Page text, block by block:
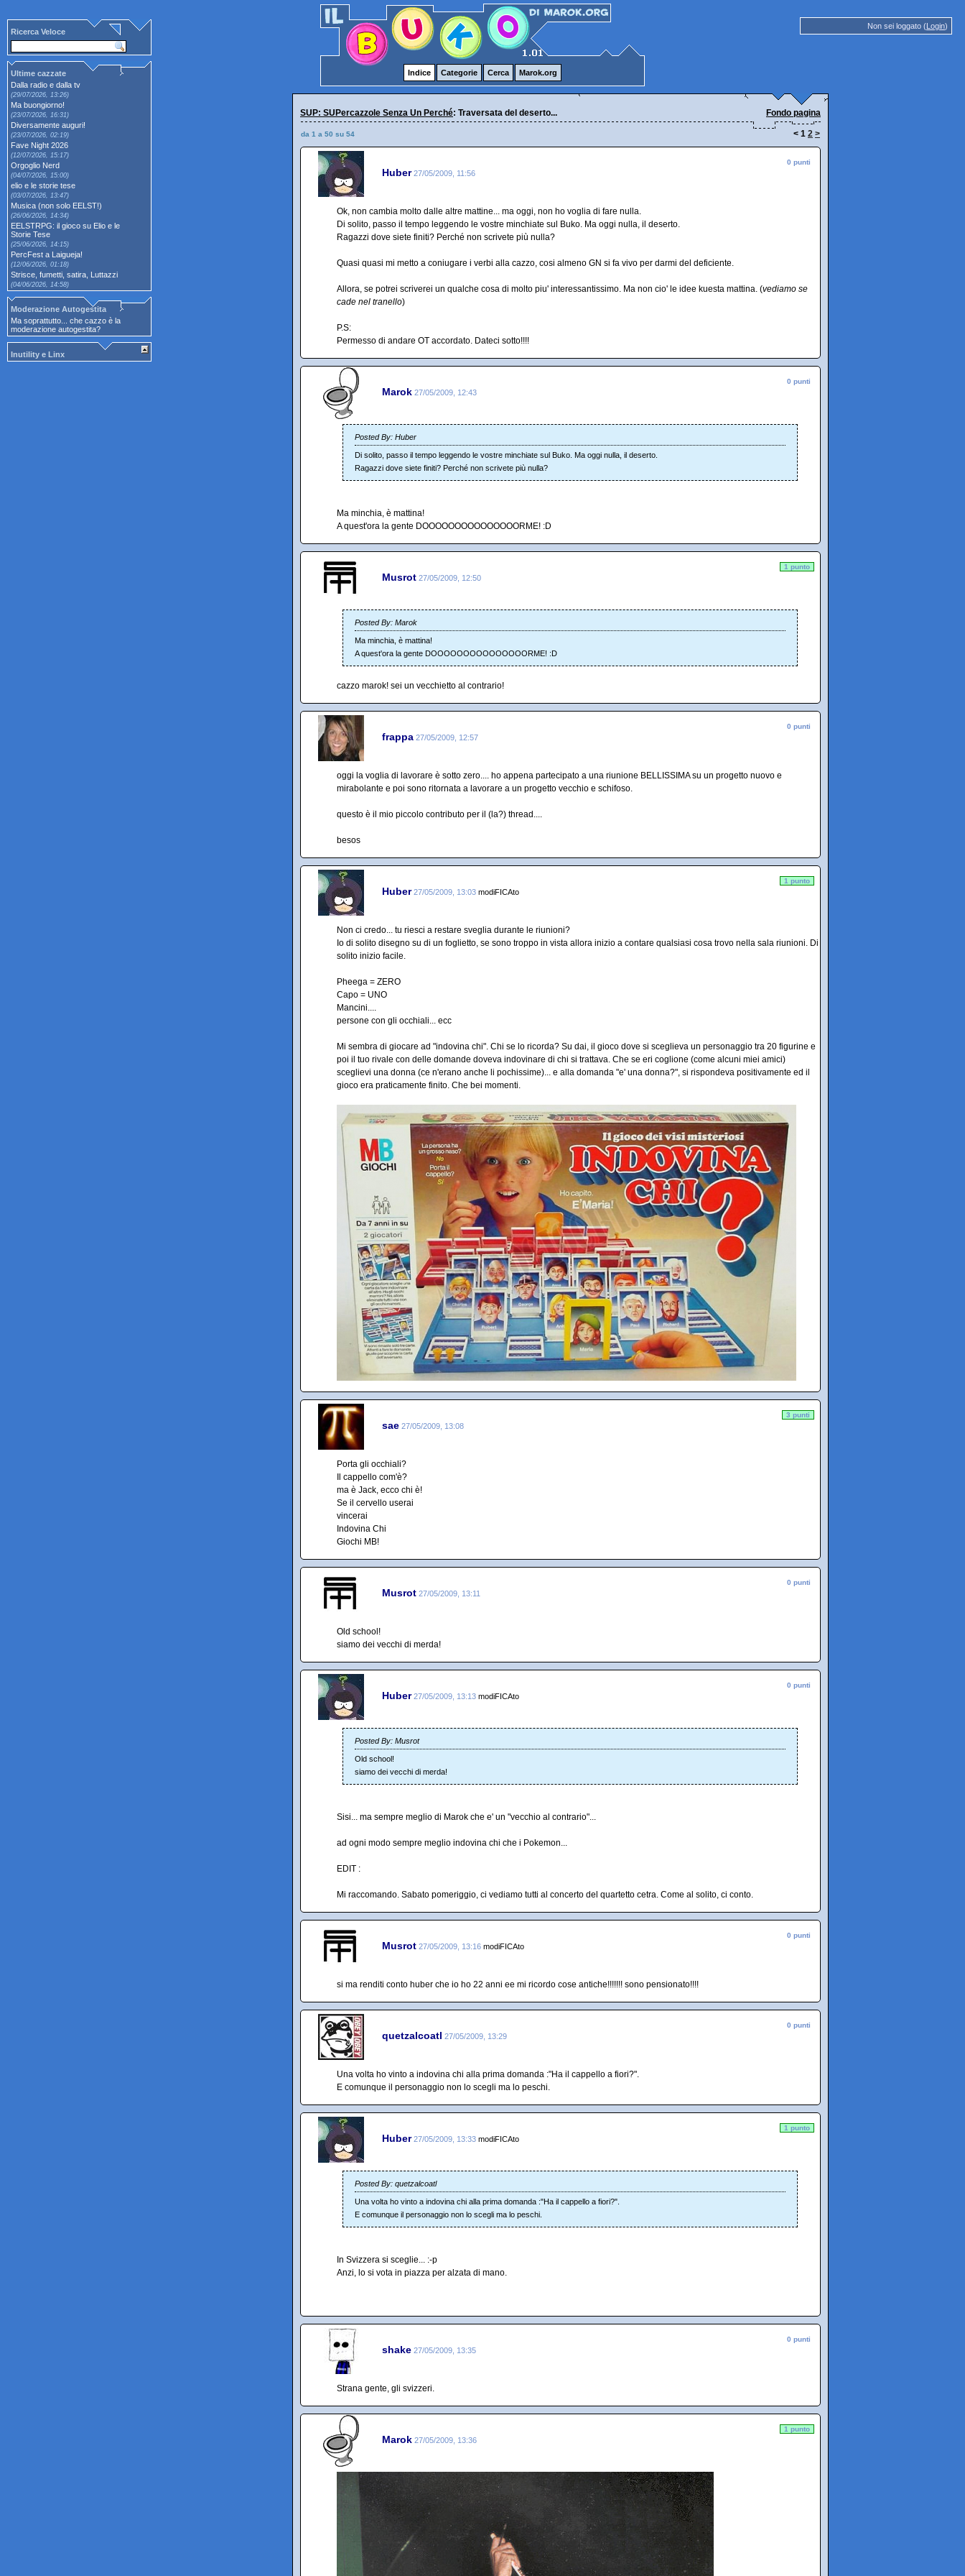
Non sei loggato (Login)
Indice Categorie Cerca Marok.org
Ricerca Veloce
Ultime cazzate
Dalla radio e dalla tv
(29/07/2026, 13:26)
Ma buongiorno!
(23/07/2026, 16:31)
Diversamente auguri!
(23/07/2026, 02:19)
Fave Night 2026
(12/07/2026, 15:17)
Orgoglio Nerd
(04/07/2026, 15:00)
elio e le storie tese
(03/07/2026, 13:47)
Musica (non solo EELST!)
(26/06/2026, 14:34)
EELSTRPG: il gioco su Elio e le
Storie Tese
(25/06/2026, 14:15)
PercFest a Laigueja!
(12/06/2026, 01:18)
Strisce, fumetti, satira, Luttazzi
(04/06/2026, 14:58)
Moderazione Autogestita
Ma soprattutto... che cazzo è la
moderazione autogestita?
Inutility e Linx
SUP: SUPercazzole Senza Un Perché: Traversata del deserto... Fondo pagina
da 1 a 50 su 54 < 1 2 >
Huber 27/05/2009, 11:56
0 punti
Ok, non cambia molto dalle altre mattine... ma oggi, non ho voglia di fare nulla.
Di solito, passo il tempo leggendo le vostre minchiate sul Buko. Ma oggi nulla, il deserto.
Ragazzi dove siete finiti? Perché non scrivete più nulla?
Quasi quasi mi metto a coniugare i verbi alla cazzo, cosi almeno GN si fa vivo per darmi del deficiente.
Allora, se potrei scriverei un qualche cosa di molto piu' interessantissimo. Ma non cio' le idee kuesta mattina. (vediamo se
cade nel tranello)
P.S:
Permesso di andare OT accordato. Dateci sotto!!!!
Marok 27/05/2009, 12:43
0 punti
Posted By: Huber
Di solito, passo il tempo leggendo le vostre minchiate sul Buko. Ma oggi nulla, il deserto.
Ragazzi dove siete finiti? Perché non scrivete più nulla?
Ma minchia, è mattina!
A quest'ora la gente DOOOOOOOOOOOOOOORME! :D
Musrot 27/05/2009, 12:50
1 punto
Posted By: Marok
Ma minchia, è mattina!
A quest'ora la gente DOOOOOOOOOOOOOOORME! :D
cazzo marok! sei un vecchietto al contrario!
frappa 27/05/2009, 12:57
0 punti
oggi la voglia di lavorare è sotto zero.... ho appena partecipato a una riunione BELLISSIMA su un progetto nuovo e
mirabolante e poi sono ritornata a lavorare a un progetto vecchio e schifoso.
questo è il mio piccolo contributo per il (la?) thread....
besos
Huber 27/05/2009, 13:03 modiFICAto
1 punto
Non ci credo... tu riesci a restare sveglia durante le riunioni?
Io di solito disegno su di un foglietto, se sono troppo in vista allora inizio a contare qualsiasi cosa trovo nella sala riunioni. Di
solito inizio facile.
Pheega = ZERO
Capo = UNO
Mancini....
persone con gli occhiali... ecc
Mi sembra di giocare ad "indovina chi". Chi se lo ricorda? Su dai, il gioco dove si sceglieva un personaggio tra 20 figurine e
poi il tuo rivale con delle domande doveva indovinare di chi si trattava. Che se eri coglione (come alcuni miei amici)
sceglievi una donna (ce n'erano anche li pochissime)... e alla domanda "e' una donna?", si rispondeva positivamente ed il
gioco era praticamente finito. Che bei momenti.
sae 27/05/2009, 13:08
3 punti
Porta gli occhiali?
Il cappello com'è?
ma è Jack, ecco chi è!
Se il cervello userai
vincerai
Indovina Chi
Giochi MB!
Musrot 27/05/2009, 13:11
0 punti
Old school!
siamo dei vecchi di merda!
Huber 27/05/2009, 13:13 modiFICAto
0 punti
Posted By: Musrot
Old school!
siamo dei vecchi di merda!
Sisi... ma sempre meglio di Marok che e' un "vecchio al contrario"...
ad ogni modo sempre meglio indovina chi che i Pokemon...
EDIT :
Mi raccomando. Sabato pomeriggio, ci vediamo tutti al concerto del quartetto cetra. Come al solito, ci conto.
Musrot 27/05/2009, 13:16 modiFICAto
0 punti
si ma renditi conto huber che io ho 22 anni ee mi ricordo cose antiche!!!!!!! sono pensionato!!!!
quetzalcoatl 27/05/2009, 13:29
0 punti
Una volta ho vinto a indovina chi alla prima domanda :"Ha il cappello a fiori?".
E comunque il personaggio non lo scegli ma lo peschi.
Huber 27/05/2009, 13:33 modiFICAto
1 punto
Posted By: quetzalcoatl
Una volta ho vinto a indovina chi alla prima domanda :"Ha il cappello a fiori?".
E comunque il personaggio non lo scegli ma lo peschi.
In Svizzera si sceglie... :-p
Anzi, lo si vota in piazza per alzata di mano.
shake 27/05/2009, 13:35
0 punti
Strana gente, gli svizzeri.
Marok 27/05/2009, 13:36
1 punto